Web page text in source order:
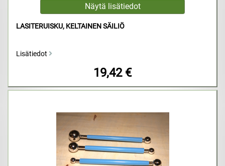
LASITERUISKU, KELTAINEN SÄILIÖ
Lisätiedot
19,42 €